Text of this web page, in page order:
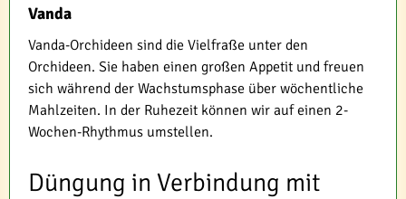
Vanda
Vanda-Orchideen sind die Vielfraße unter den
Orchideen. Sie haben einen großen Appetit und freuen
sich während der Wachstumsphase über wöchentliche
Mahlzeiten. In der Ruhezeit können wir auf einen 2-
Wochen-Rhythmus umstellen.
Düngung in Verbindung mit